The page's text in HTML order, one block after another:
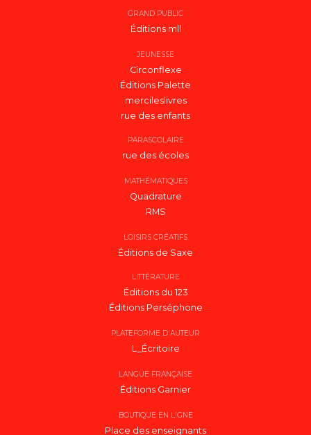
GRAND PUBLIC
Éditions mll
JEUNESSE
Circonflexe
Éditions Palette
mercileslivres
rue des enfants
PARASCOLAIRE
rue des écoles
MATHÉMATIQUES
Quadrature
RMS
LOISIRS CRÉATIFS
Éditions de Saxe
LITTÉRATURE
Éditions du 123
Éditions Perséphone
PLATEFORME D'AUTEUR
L_Écritoire
LANGUE FRANÇAISE
Éditions Garnier
BOUTIQUE EN LIGNE
Place des enseignants